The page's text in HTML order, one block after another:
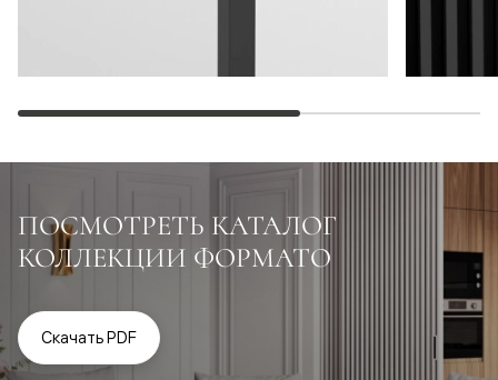
ПОСМОТРЕТЬ КАТАЛОГ
КОЛЛЕКЦИИ ФОРМАТО
Скачать PDF